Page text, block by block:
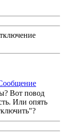
Вот повод
Или опять